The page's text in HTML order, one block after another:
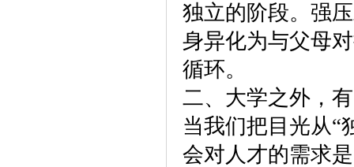
独立的阶段。强
身异化为与父母
循环。
二、大学之外，
当我们把目光从“
会对人才的需求